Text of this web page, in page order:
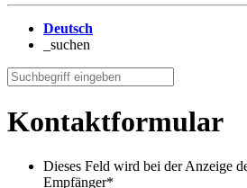
Deutsch
_suchen
Kontaktformular
Dieses Feld wird bei der Anzeige
Empfänger*